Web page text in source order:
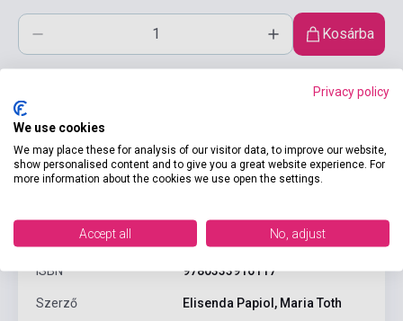
Kosárba
ISBN 9780333916117
Szerző Elisenda Papiol, Maria Toth
Privacy policy
We use cookies
We may place these for analysis of our visitor data, to improve our website,
show personalised content and to give you a great website experience. For
more information about the cookies we use open the settings.
Accept all No, adjust